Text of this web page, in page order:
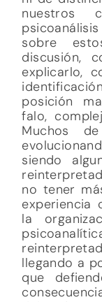
nuestros
sobre
discusión,
explicarlo,
posición
falo,
Muchos
siendo
no tener
experiencia
la
llegando a
que